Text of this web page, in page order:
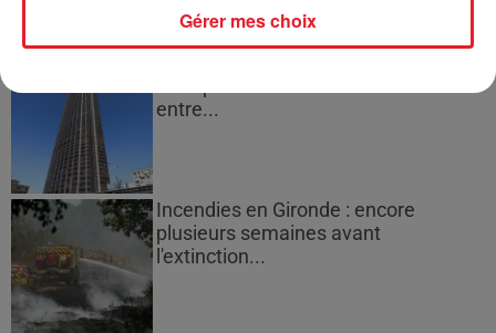
entre...
Incendies en Gironde : encore
plusieurs semaines avant
l'extinction...
Gérer mes choix